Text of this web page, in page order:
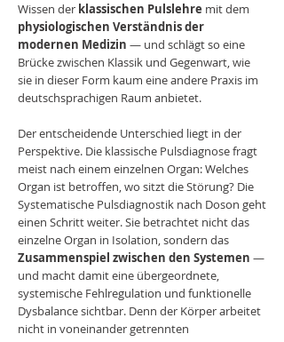
Wissen der klassischen Pulslehre mit dem
physiologischen Verständnis der
modernen Medizin — und schlägt so eine
Brücke zwischen Klassik und Gegenwart, wie
sie in dieser Form kaum eine andere Praxis im
deutschsprachigen Raum anbietet.
Der entscheidende Unterschied liegt in der
Perspektive. Die klassische Pulsdiagnose fragt
meist nach einem einzelnen Organ: Welches
Organ ist betroffen, wo sitzt die Störung? Die
Systematische Pulsdiagnostik nach Doson geht
einen Schritt weiter. Sie betrachtet nicht das
einzelne Organ in Isolation, sondern das
Zusammenspiel zwischen den Systemen —
und macht damit eine übergeordnete,
systemische Fehlregulation und funktionelle
Dysbalance sichtbar. Denn der Körper arbeitet
nicht in voneinander getrennten